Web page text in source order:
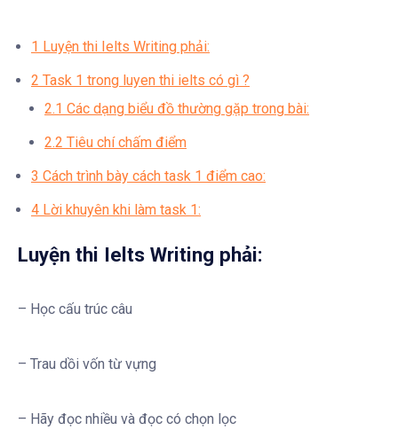
1 Luyện thi Ielts Writing phải:
2 Task 1 trong luyen thi ielts có gì ?
2.1 Các dạng biểu đồ thường gặp trong bài:
2.2 Tiêu chí chấm điểm
3 Cách trình bày cách task 1 điểm cao:
4 Lời khuyên khi làm task 1:
Luyện thi Ielts Writing phải:
– Học cấu trúc câu
– Trau dồi vốn từ vựng
– Hãy đọc nhiều và đọc có chọn lọc